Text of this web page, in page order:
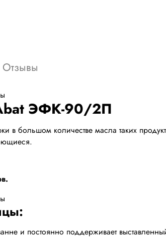
Отзывы
ЭФК-90/2П
большом количестве масла таких
и постоянно поддерживает